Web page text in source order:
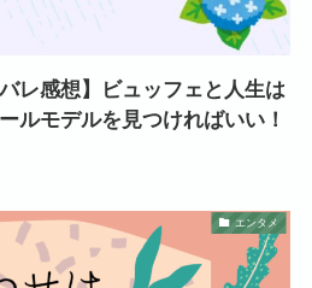
レ感想】ビュッフェと人生は
ルモデルを見つければいい！
エンタメ